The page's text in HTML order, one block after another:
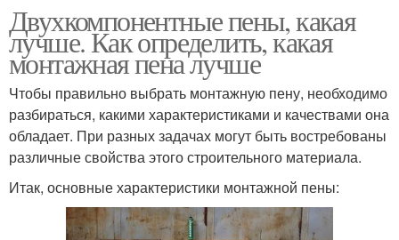
Двухкомпонентные пены, какая
лучше. Как определить, какая
монтажная пена лучше
Чтобы правильно выбрать монтажную пену, необходимо
разбираться, какими характеристиками и качествами она
обладает. При разных задачах могут быть востребованы
различные свойства этого строительного материала.
Итак, основные характеристики монтажной пены: